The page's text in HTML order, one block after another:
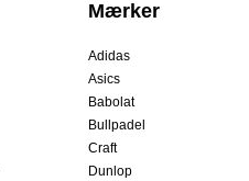
Mærker
Adidas
Asics
Babolat
Bullpadel
Craft
Dunlop